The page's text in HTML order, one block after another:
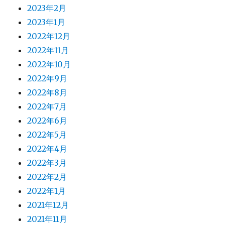
2023年2月
2023年1月
2022年12月
2022年11月
2022年10月
2022年9月
2022年8月
2022年7月
2022年6月
2022年5月
2022年4月
2022年3月
2022年2月
2022年1月
2021年12月
2021年11月